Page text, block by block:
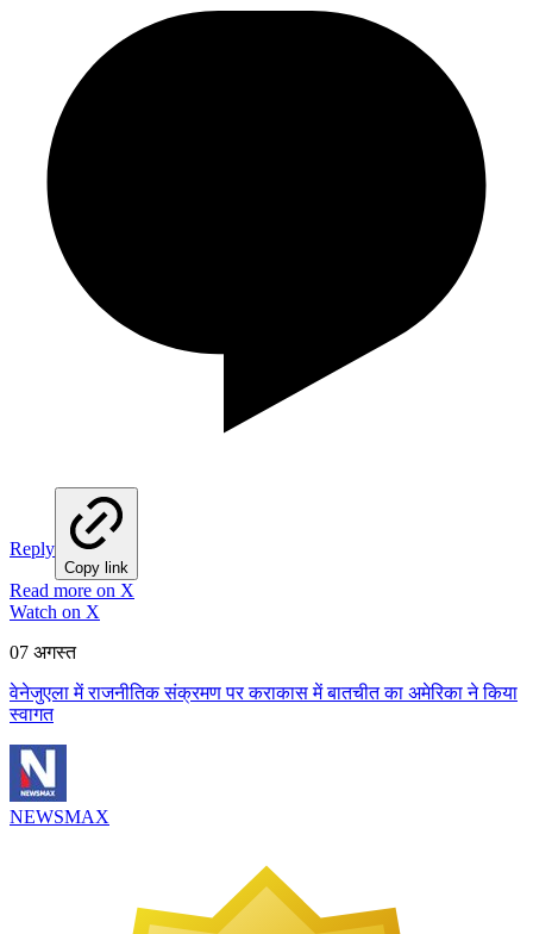
Reply
Copy link
Read more on X
Watch on X
07 अगस्त
वेनेजुएला में राजनीतिक संक्रमण पर कराकास में बातचीत का अमेरिका ने किया
स्वागत
NEWSMAX